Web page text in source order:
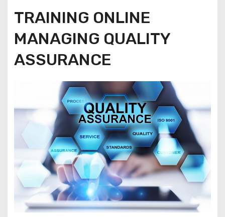
TRAINING ONLINE
MANAGING QUALITY
ASSURANCE